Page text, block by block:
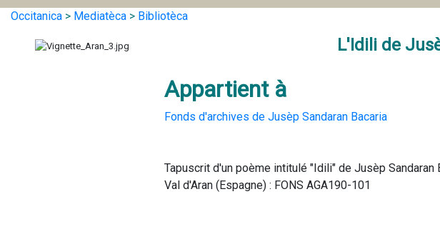
Occitanica > Mediatèca > Bibliotèca
L'Idili de
Appartient à
Fonds d'archives de Jusèp Sandaran Bacaria
Tapuscrit d'un poème intitulé "Idili" de Jusèp
Val d'Aran (Espagne) : FONS AGA190-101